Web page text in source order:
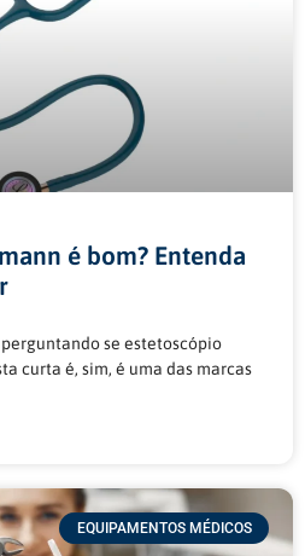
é bom? Entenda
se estetoscópio
curta é, sim, é uma das marcas
EQUIPAMENTOS MÉDICOS